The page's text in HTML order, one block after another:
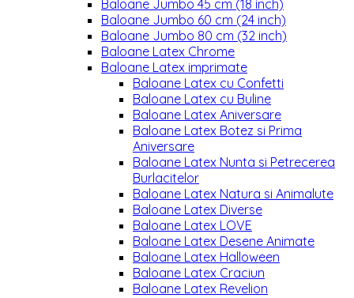
Baloane Jumbo 45 cm (18 inch)
Baloane Jumbo 60 cm (24 inch)
Baloane Jumbo 80 cm (32 inch)
Baloane Latex Chrome
Baloane Latex imprimate
Baloane Latex cu Confetti
Baloane Latex cu Buline
Baloane Latex Aniversare
Baloane Latex Botez si Prima
Aniversare
Baloane Latex Nunta si Petrecerea
Burlacitelor
Baloane Latex Natura si Animalute
Baloane Latex Diverse
Baloane Latex LOVE
Baloane Latex Desene Animate
Baloane Latex Halloween
Baloane Latex Craciun
Baloane Latex Revelion